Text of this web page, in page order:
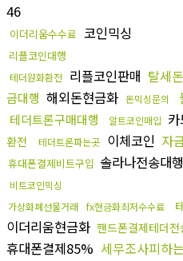
46
이더리움수수료 코인믹싱
리플코인대행
테더원화환전 리플코인판매 탈세
금대행 해외돈현금화 돈믹싱문의
테더트론구매대행 알트코인매입
환전
테더트론파는곳 이체코인 자
휴대폰결제비트구입 솔라나전송대행
비트코인믹싱
가상화폐선물거래 fx현금화최저수수료
이더리움현금화 핸드폰결제테더전
휴대폰결제85% 세무조사피하